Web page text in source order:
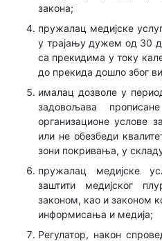
закона;
пружалац медијске
у трајању дужем од 30
са прекидима у току
до прекида дошло због
ималац дозволе у
задовољава
организационе услове
или не обезбеди
зони покривања, у
пружалац медијске
заштити медијског
законом, као и законом
информисања и медија;
Регулатор, након